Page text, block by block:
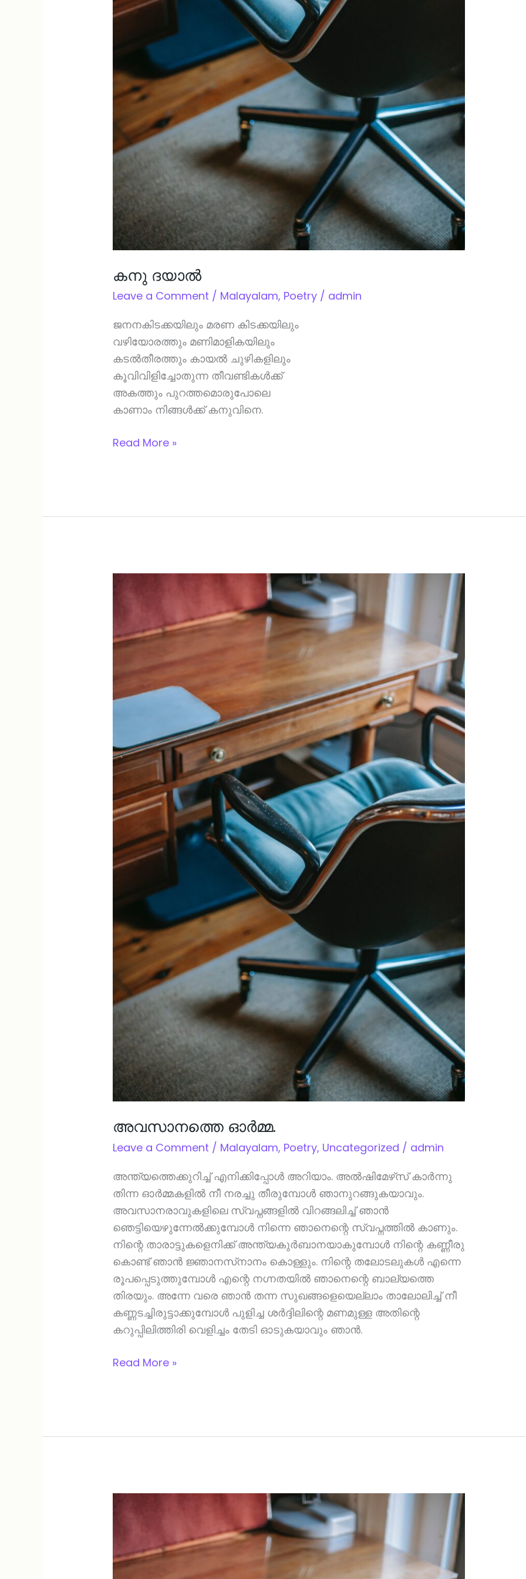
കനു ദയാൽ
Leave a Comment / Malayalam, Poetry / admin
ജനനകിടക്കയിലും മരണ കിടക്കയിലും
വഴിയോരത്തും മണിമാളികയിലും
കടൽതീരത്തും കായൽ ചുഴികളിലും
കൂവിവിളിച്ചോതുന്ന തീവണ്ടികൾക്ക്
അകത്തും പുറത്തമൊരുപോലെ
കാണാം നിങ്ങൾക്ക് കനുവിനെ.
Read More »
അവസാനത്തെ ഓര്‍മ്മ.
Leave a Comment / Malayalam, Poetry, Uncategorized / admin
അന്ത്യത്തെക്കുറിച്ച് എനിക്കിപ്പോള്‍ അറിയാം. അല്‍ഷിമേഴ്‌സ് കാര്‍ന്നു
തിന്ന ഓര്‍മ്മകളില്‍ നീ നരച്ചു തീരുമ്പോള്‍ ഞാനുറങ്ങുകയാവും.
അവസാനരാവുകളിലെ സ്വപ്നങ്ങളില്‍ വിറങ്ങലിച്ച് ഞാന്‍
ഞെട്ടിയെഴുന്നേല്‍ക്കുമ്പോള്‍ നിന്നെ ഞാനെന്റെ സ്വപ്നത്തില്‍ കാണും.
നിന്റെ താരാട്ടുകളെനിക്ക് അന്ത്യകുര്‍ബാനയാകുമ്പോള്‍ നിന്റെ കണ്ണീരു
കൊണ്ട് ഞാന്‍ ജ്ഞാനസ്‌നാനം കൊള്ളും. നിന്റെ തലോടലുകള്‍ എന്നെ
രൂപപ്പെടുത്തുമ്പോള്‍ എന്റെ നഗ്നതയില്‍ ഞാനെന്റെ ബാല്യത്തെ
തിരയും. അന്നേ വരെ ഞാന്‍ തന്ന സുഖങ്ങളെയെല്ലാം താലോലിച്ച് നീ
കണ്ണടച്ചിരുട്ടാക്കുമ്പോള്‍ പുളിച്ച ശര്‍ദ്ദിലിന്റെ മണമുള്ള അതിന്റെ
കറുപ്പിലിത്തിരി വെളിച്ചം തേടി ഓടുകയാവും ഞാന്‍.
ഓര്‍മ്മ.
Read More »
വിപ്ലവം